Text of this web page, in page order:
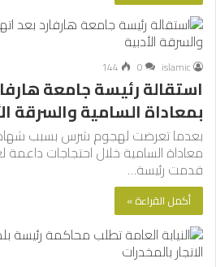
islamic
0
144
استقالة رئيسة جامعة
بمعاداة السامية والسرقة
بعدما تعرضت لهجوم شرس بسبب
معاداة السامية خلال احتجاجات داعمة
قدمت رئيسة…
أكمل القراءة »